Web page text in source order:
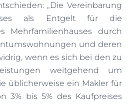
„Die Vereinbarung
als Entgelt für die
Mehrfamilienhauses durch
und deren
wenn es sich bei den zu
weitgehend um
üblicherweise ein Makler für
3% bis 5% des Kaufpreises